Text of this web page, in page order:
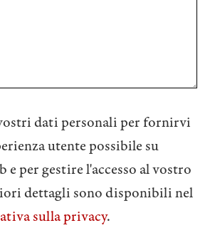
dati personali per fornirvi
utente possibile su
e per gestire l'accesso al vostro
dettagli sono disponibili nel
sulla privacy.